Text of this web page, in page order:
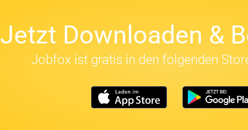
Jetzt Downloaden &
Jobfox ist gratis in den folgenden